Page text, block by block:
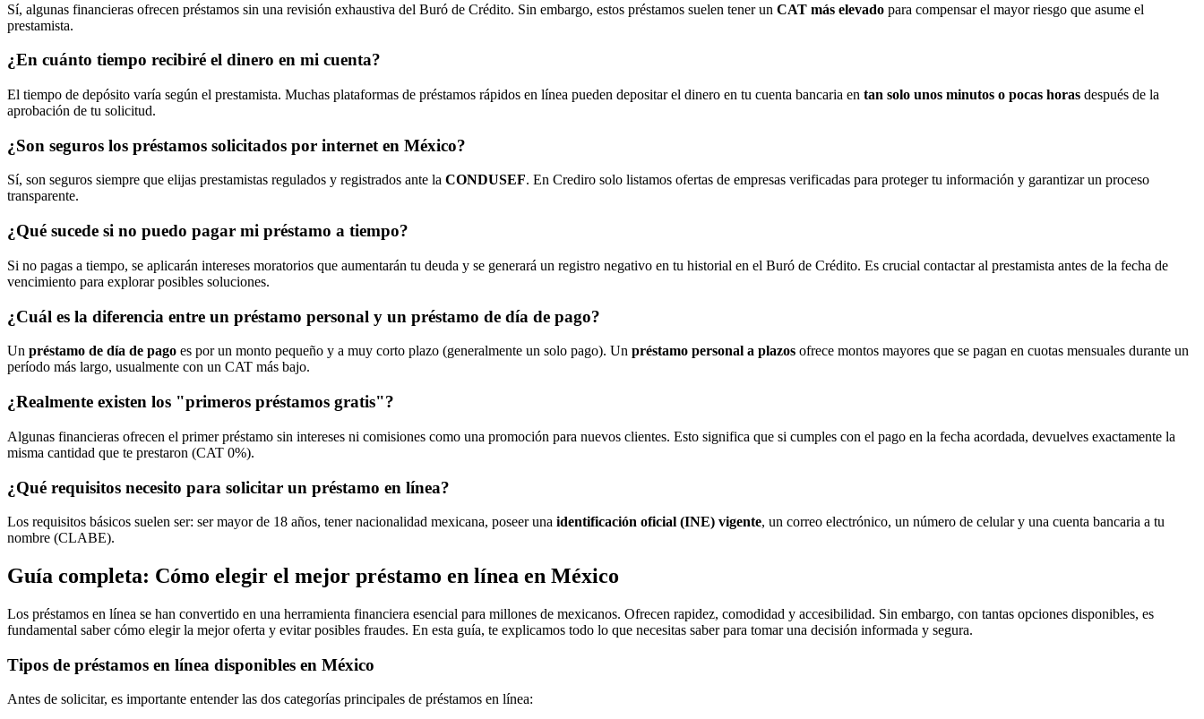
Sí, algunas financieras ofrecen préstamos sin una revisión exhaustiva del Buró de Crédito. Sin embargo, estos préstamos suelen tener un CAT más elevado para compensar el mayor riesgo que asume el
prestamista.
¿En cuánto tiempo recibiré el dinero en mi cuenta?
El tiempo de depósito varía según el prestamista. Muchas plataformas de préstamos rápidos en línea pueden depositar el dinero en tu cuenta bancaria en tan solo unos minutos o pocas horas después de la
aprobación de tu solicitud.
¿Son seguros los préstamos solicitados por internet en México?
Sí, son seguros siempre que elijas prestamistas regulados y registrados ante la CONDUSEF. En Crediro solo listamos ofertas de empresas verificadas para proteger tu información y garantizar un proceso
transparente.
¿Qué sucede si no puedo pagar mi préstamo a tiempo?
Si no pagas a tiempo, se aplicarán intereses moratorios que aumentarán tu deuda y se generará un registro negativo en tu historial en el Buró de Crédito. Es crucial contactar al prestamista antes de la fecha de
vencimiento para explorar posibles soluciones.
¿Cuál es la diferencia entre un préstamo personal y un préstamo de día de pago?
Un préstamo de día de pago es por un monto pequeño y a muy corto plazo (generalmente un solo pago). Un préstamo personal a plazos ofrece montos mayores que se pagan en cuotas mensuales durante un
período más largo, usualmente con un CAT más bajo.
¿Realmente existen los "primeros préstamos gratis"?
Algunas financieras ofrecen el primer préstamo sin intereses ni comisiones como una promoción para nuevos clientes. Esto significa que si cumples con el pago en la fecha acordada, devuelves exactamente la
misma cantidad que te prestaron (CAT 0%).
¿Qué requisitos necesito para solicitar un préstamo en línea?
Los requisitos básicos suelen ser: ser mayor de 18 años, tener nacionalidad mexicana, poseer una identificación oficial (INE) vigente, un correo electrónico, un número de celular y una cuenta bancaria a tu
nombre (CLABE).
Guía completa: Cómo elegir el mejor préstamo en línea en México
Los préstamos en línea se han convertido en una herramienta financiera esencial para millones de mexicanos. Ofrecen rapidez, comodidad y accesibilidad. Sin embargo, con tantas opciones disponibles, es
fundamental saber cómo elegir la mejor oferta y evitar posibles fraudes. En esta guía, te explicamos todo lo que necesitas saber para tomar una decisión informada y segura.
Tipos de préstamos en línea disponibles en México
Antes de solicitar, es importante entender las dos categorías principales de préstamos en línea: